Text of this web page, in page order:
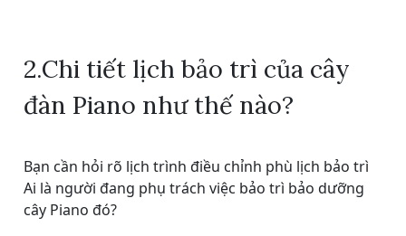
2.Chi tiết lịch bảo trì của cây
đàn Piano như thế nào?
Bạn cần hỏi rõ lịch trình điều chỉnh phù lịch bảo trì
Ai là người đang phụ trách việc bảo trì bảo dưỡng
cây Piano đó?